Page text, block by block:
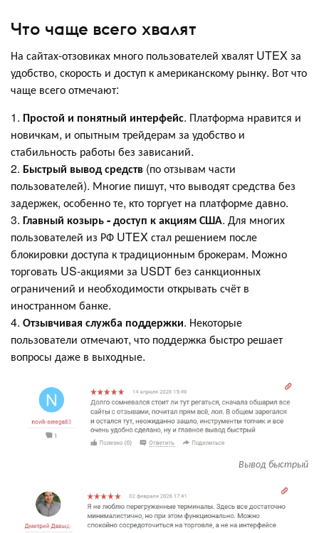
Что чаще всего хвалят
На сайтах-отзовиках много пользователей хвалят UTEX за
удобство, скорость и доступ к американскому рынку. Вот что
чаще всего отмечают:
1. Простой и понятный интерфейс. Платформа нравится и
новичкам, и опытным трейдерам за удобство и
стабильность работы без зависаний.
2. Быстрый вывод средств (по отзывам части
пользователей). Многие пишут, что выводят средства без
задержек, особенно те, кто торгует на платформе давно.
3. Главный козырь - доступ к акциям США. Для многих
пользователей из РФ UTEX стал решением после
блокировки доступа к традиционным брокерам. Можно
торговать US-акциями за USDT без санкционных
ограничений и необходимости открывать счёт в
иностранном банке.
4. Отзывчивая служба поддержки. Некоторые
пользователи отмечают, что поддержка быстро решает
вопросы даже в выходные.
Вывод быстрый